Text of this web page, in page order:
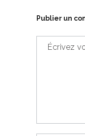
Publier un